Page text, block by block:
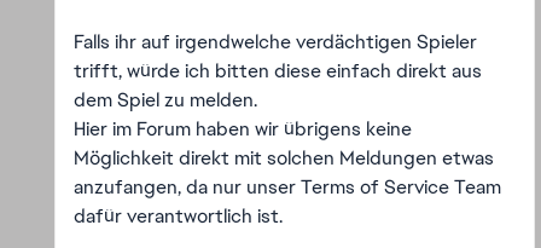
Falls ihr auf irgendwelche verdächtigen Spieler
trifft, würde ich bitten diese einfach direkt aus
dem Spiel zu melden.
Hier im Forum haben wir übrigens keine
Möglichkeit direkt mit solchen Meldungen etwas
anzufangen, da nur unser Terms of Service Team
dafür verantwortlich ist.